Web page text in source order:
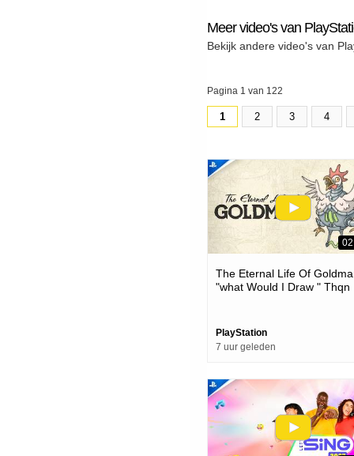
Meer video's van
Bekijk andere video's van
Pagina 1 van 122
1 2 3 4
The Eternal Life Of
"what Would I Draw " Thqn
PlayStation
7 uur geleden